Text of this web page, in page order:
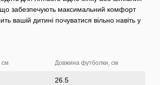
що забезпечують максимальний комфорт
вашій дитині почуватися вільно навіть у
см Довжина футболки, см
26.5